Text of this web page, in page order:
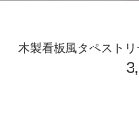
木製看板風タペスト